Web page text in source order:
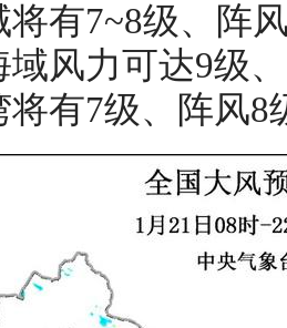
有7~8级、阵
风力可达9级
有7级、阵风8